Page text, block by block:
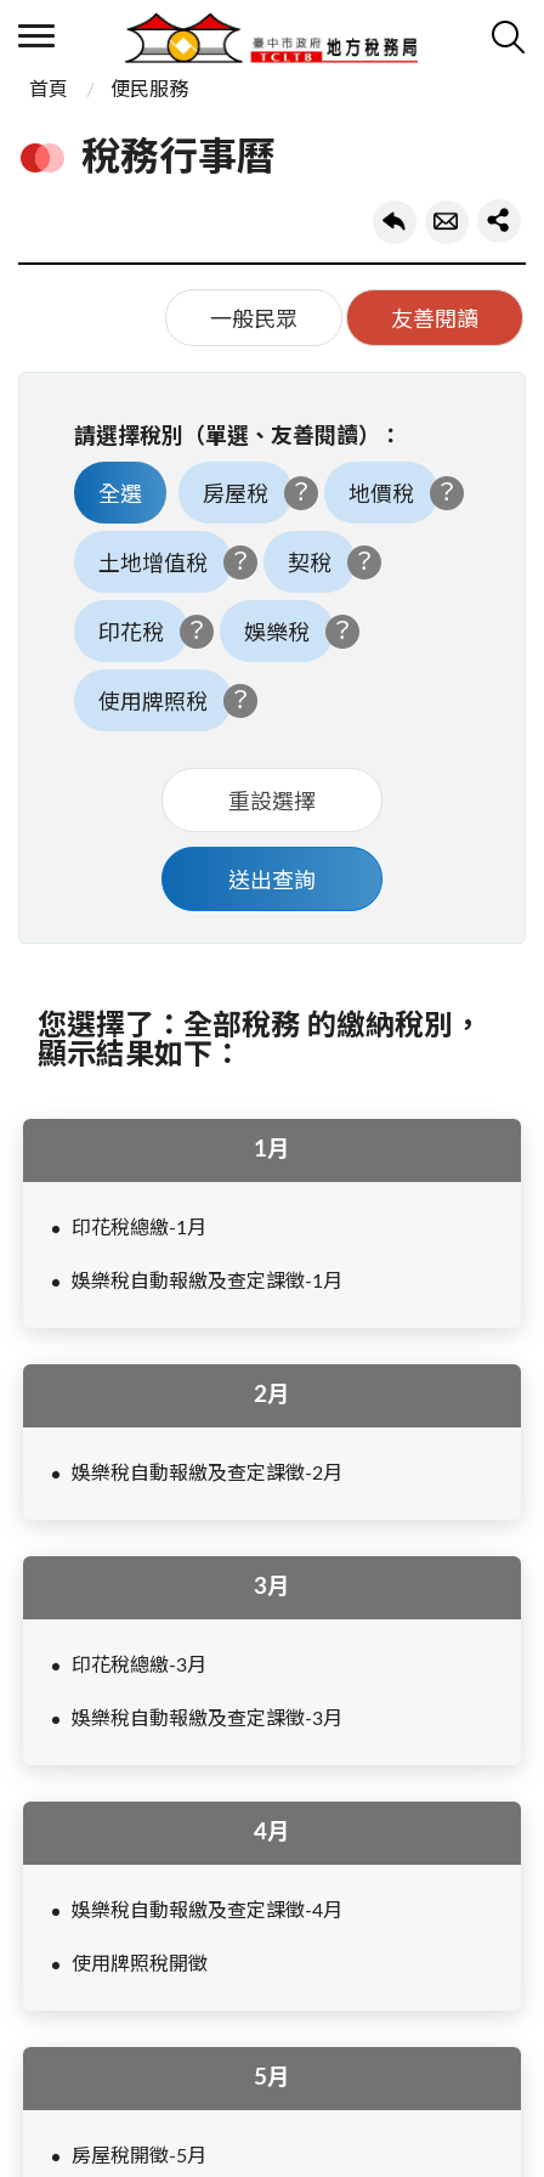
首頁 便民服務
稅務行事曆
一般民眾 友善閱讀
請選擇稅別（單選、友善閱讀）：
全選 房屋稅 地價稅
土地增值稅 契稅
印花稅 娛樂稅
使用牌照稅
您選擇了： 全部稅務 的繳納稅別，
顯示結果如下：
1月
印花稅總繳-1月
娛樂稅自動報繳及查定課徵-1月
2月
娛樂稅自動報繳及查定課徵-2月
3月
印花稅總繳-3月
娛樂稅自動報繳及查定課徵-3月
4月
娛樂稅自動報繳及查定課徵-4月
使用牌照稅開徵
5月
房屋稅開徵-5月